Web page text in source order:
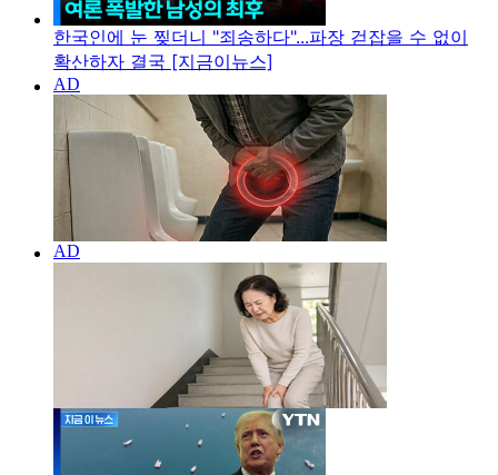
한국인에 눈 찢더니 "죄송하다"...파장 걷잡을 수 없이
확산하자 결국 [지금이뉴스]